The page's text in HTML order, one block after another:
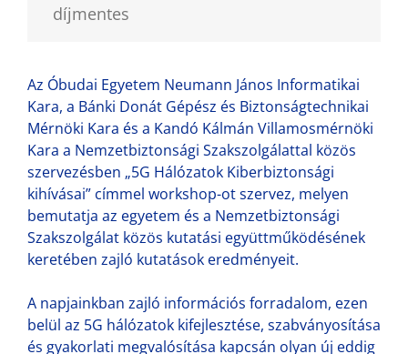
díjmentes
Az Óbudai Egyetem Neumann János Informatikai
Kara, a Bánki Donát Gépész és Biztonságtechnikai
Mérnöki Kara és a Kandó Kálmán Villamosmérnöki
Kara a Nemzetbiztonsági Szakszolgálattal közös
szervezésben „5G Hálózatok Kiberbiztonsági
kihívásai” címmel workshop-ot szervez, melyen
bemutatja az egyetem és a Nemzetbiztonsági
Szakszolgálat közös kutatási együttműködésének
keretében zajló kutatások eredményeit.
A napjainkban zajló információs forradalom, ezen
belül az 5G hálózatok kifejlesztése, szabványosítása
és gyakorlati megvalósítása kapcsán olyan új eddig